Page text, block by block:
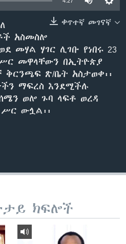
ቀጥተኛ መገናኛ
አስመስሎ
መሃል ሃገር ሊገቡ የነበሩ 23
መዋላቸውን በኢትዮጵያ
ጽ/ቤት አስታወቀ፡፡
ማፍረስ እንደሚችሉ
ወሎ ጉባ ላፍቶ ወረዳ
ውሏል፡፡
ክፍሎች